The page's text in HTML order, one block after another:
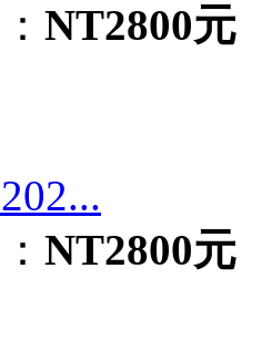
NT2800元
NT2800元